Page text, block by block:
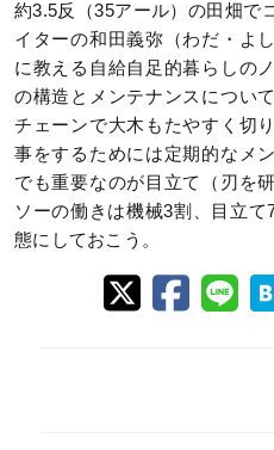
約3.5反（35アール）の田畑で
イターの和田義弥（わだ・よ
に教える自給自足的暮らしの
の構造とメンテナンスについ
チェーンで大木もたやすく切
事をするためには定期的なメ
でも重要なのが目立て（刃を
ソーの働きは機械3割、目立
態にしておこう。